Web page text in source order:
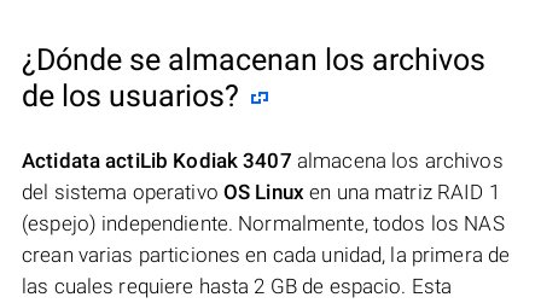
¿Dónde se almacenan los archivos
de los usuarios?
Actidata actiLib Kodiak 3407 almacena los archivos
del sistema operativo OS Linux en una matriz RAID 1
(espejo) independiente. Normalmente, todos los NAS
crean varias particiones en cada unidad, la primera de
las cuales requiere hasta 2 GB de espacio. Esta